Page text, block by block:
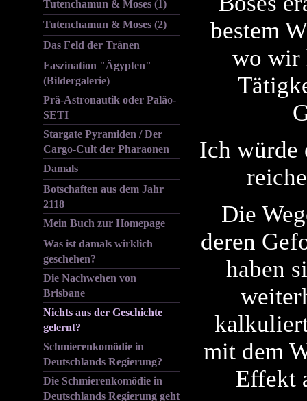
Tutenchamun & Moses (1)
Tutenchamun & Moses (2)
Das Feld der Tränen
Faszination "Ägypten"
(Bildergalerie)
Prä-Astronautik oder Paläo-
SETI
Stargate Pyramiden / Der
Cargo-Cult der Pharaonen
Damals
Botschaften aus dem Jahr
2118
Mein Buch zur Homepage
Was ist damals wirklich
geschehen?
Die Nachwehen von
Brisbane
Nichts aus der Geschichte
gelernt?
Schmierenkomödie in
Deutschlands Regierung?
Die Schmierenkomödie in
Deutschlands Regierung geht
bestem
wo wir
Ich würde
Die
deren
haben
mit dem
Effekt